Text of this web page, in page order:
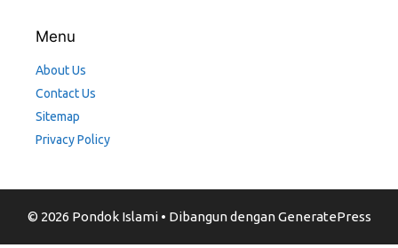
Menu
About Us
Contact Us
Sitemap
Privacy Policy
© 2026 Pondok Islami• Dibangun denganGeneratePress